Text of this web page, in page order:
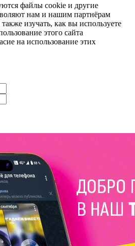
файлы cookie и другие
нам и нашим партнёрам
изучать, как вы используете
этого сайта
на использование этих